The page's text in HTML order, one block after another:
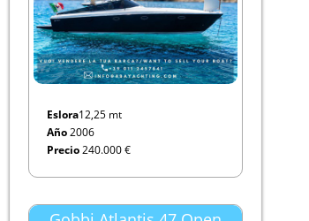
Eslora12,25 mt
Año2006
Precio240.000 €